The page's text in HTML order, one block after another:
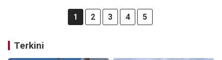
1 2 3 4 5
Terkini